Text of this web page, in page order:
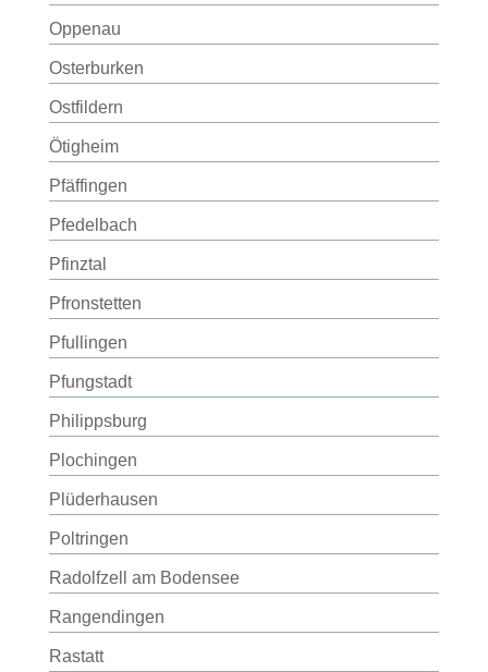
Oppenau
Osterburken
Ostfildern
Ötigheim
Pfäffingen
Pfedelbach
Pfinztal
Pfronstetten
Pfullingen
Pfungstadt
Philippsburg
Plochingen
Plüderhausen
Poltringen
Radolfzell am Bodensee
Rangendingen
Rastatt